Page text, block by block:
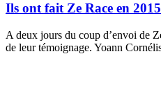
Ils ont fait Ze Race en
A deux jours du coup d’envoi de
de leur témoignage. Yoann